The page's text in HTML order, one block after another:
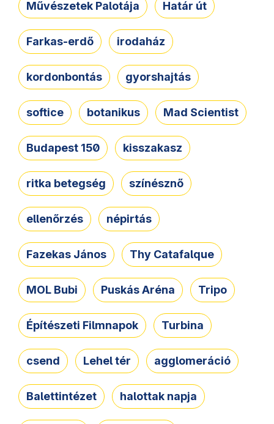
Művészetek Palotája Határ út
Farkas-erdő irodaház
kordonbontás gyorshajtás
softice botanikus Mad Scientist
Budapest 150 kisszakasz
ritka betegség színésznő
ellenőrzés népirtás
Fazekas János Thy Catafalque
MOL Bubi Puskás Aréna Tripo
Építészeti Filmnapok Turbina
csend Lehel tér agglomeráció
Balettintézet halottak napja